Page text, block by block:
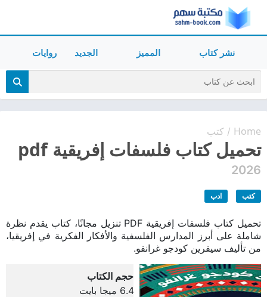
نشر كتاب المميز الجديد روايات
Home
/ كتب
تحميل كتاب فلسفات إفريقية pdf
2026
كتب ادب
تحميل كتاب فلسفات إفريقية PDF تنزيل مجانًا، كتاب يقدم نظرة
شاملة على أبرز المدارس الفلسفية والأفكار الفكرية في إفريقيا،
من تأليف سيفرين كودجو غرانفو.
حجم الكتاب
6.4 ميجا بايت